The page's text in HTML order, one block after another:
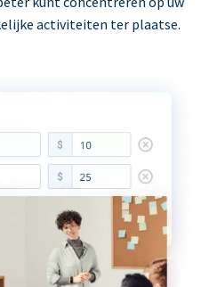
activiteiten ter plaatse.